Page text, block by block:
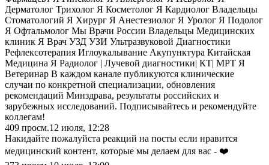
Дерматолог Трихолог Я Косметолог Я Кардиолог Владельцы
Стоматологий Я Хирург Я Анестезиолог Я Уролог Я Подолог
Я Офтальмолог Мы Врачи России Владельцы Медицинских
клиник Я Врач УЗД УЗИ Ультразвуковой Диагностики
Рефлексотерапия Иглоукалывание Акупунктура Китайская
Медицина Я Радиолог | Лучевой диагностики| КТ| МРТ Я
Ветеринар В каждом канале публикуются клинические
случаи по конкретной специализации, обновления
рекомендаций Минздрава, результаты российских и
зарубежных исследований. Подписывайтесь и рекомендуйте
коллегам!
409 просм.12 июля, 12:28
Накидайте пожалуйста реакций на посты если нравится
медицинский контент, которые мы делаем для вас - ❤️